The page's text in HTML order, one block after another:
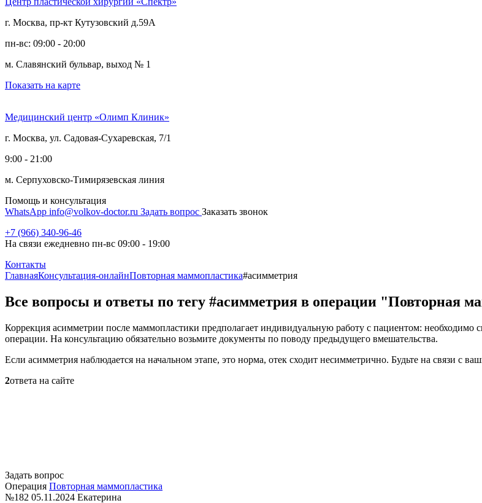
г. Москва, пр-кт Кутузовский д.59А
пн-вс: 09:00 - 20:00
м. Славянский бульвар, выход № 1
Показать на карте
Медицинский центр «Олимп Клиник»
г. Москва, ул. Садовая-Сухаревская, 7/1
9:00 - 21:00
м. Серпуховско-Тимирязевская линия
Помощь и консультация
WhatsApp info@volkov-doctor.ru Задать вопрос Заказать звонок
+7 (966) 340-96-46
На связи ежедневно пн-вс 09:00 - 19:00
Контакты
ГлавнаяКонсультация-онлайнПовторная маммопластика#асимметрия
Все вопросы и ответы по тегу #асимметрия в операции "Повторная
Коррекция асимметрии после маммопластики предполагает индивидуальную работу с пациентом: необходимо
операции. На консультацию обязательно возьмите документы по поводу предыдущего вмешательства.
Если асимметрия наблюдается на начальном этапе, это норма, отек сходит несимметрично. Будьте на связи с
2ответа на сайте
Задать вопрос
Операция Повторная маммопластика
№182 05.11.2024 Екатерина